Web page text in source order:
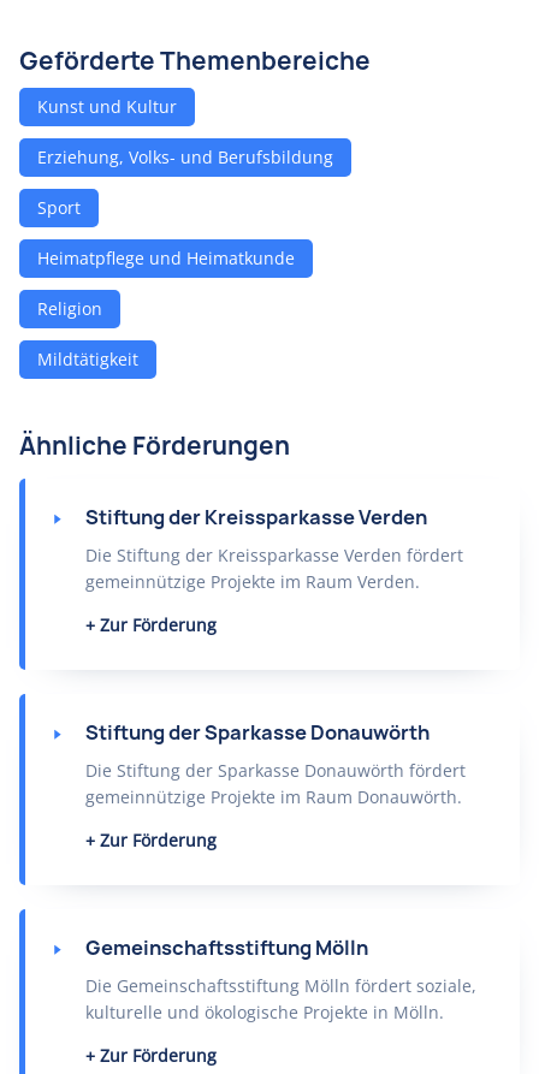
Geförderte Themenbereiche
Kunst und Kultur
Erziehung, Volks- und Berufsbildung
Sport
Heimatpflege und Heimatkunde
Religion
Mildtätigkeit
Ähnliche Förderungen
Stiftung der Kreissparkasse Verden
Die Stiftung der Kreissparkasse Verden fördert
gemeinnützige Projekte im Raum Verden.
Zur Förderung
Stiftung der Sparkasse Donauwörth
Die Stiftung der Sparkasse Donauwörth fördert
gemeinnützige Projekte im Raum Donauwörth.
Zur Förderung
Gemeinschaftsstiftung Mölln
Die Gemeinschaftsstiftung Mölln fördert soziale,
kulturelle und ökologische Projekte in Mölln.
Zur Förderung